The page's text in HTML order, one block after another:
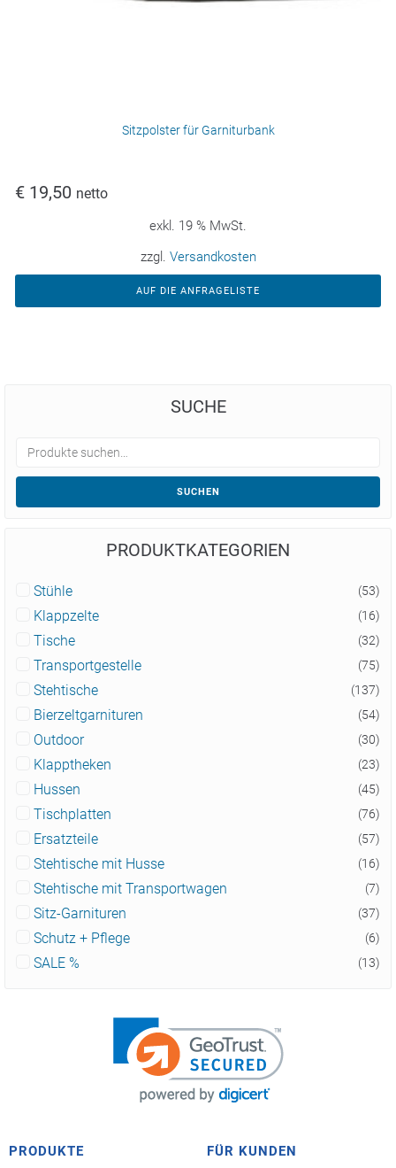
Sitzpolster für Garniturbank
€ 19,50 netto
exkl. 19 % MwSt.
zzgl. Versandkosten
AUF DIE ANFRAGELISTE
SUCHE
SUCHEN
PRODUKTKATEGORIEN
Stühle (53)
Klappzelte (16)
Tische (32)
Transportgestelle (75)
Stehtische (137)
Bierzeltgarnituren (54)
Outdoor (30)
Klapptheken (23)
Hussen (45)
Tischplatten (76)
Ersatzteile (57)
Stehtische mit Husse (16)
Stehtische mit Transportwagen (7)
Sitz-Garnituren (37)
Schutz + Pflege (6)
SALE % (13)
PRODUKTE FÜR KUNDEN